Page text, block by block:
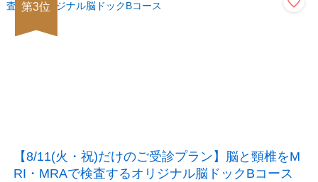
第3位
【8/11(火・祝)だけのご受診プラン】脳と頸椎をM
RI・MRAで検査するオリジナル脳ドックBコース